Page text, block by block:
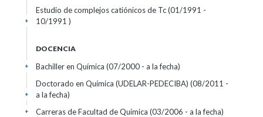
Estudio de complejos catiónicos de Tc (01/1991 -
10/1991 )
+
DOCENCIA
Bachiller en Química (07/2000 - a la fecha)
+
Doctorado en Química (UDELAR-PEDECIBA) (08/2011 -
a la fecha)
+
Carreras de Facultad de Química (03/2006 - a la fecha)
+